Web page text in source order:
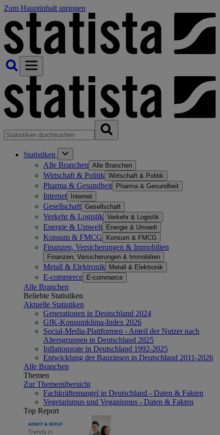
Zum Hauptinhalt springen
Statistiken
Alle Branchen Alle Branchen
Wirtschaft & Politik Wirtschaft & Politik
Pharma & Gesundheit Pharma & Gesundheit
Internet Internet
Gesellschaft Gesellschaft
Verkehr & Logistik Verkehr & Logistik
Energie & Umwelt Energie & Umwelt
Konsum & FMCG Konsum & FMCG
Finanzen, Versicherungen & Immobilien
Finanzen, Versicherungen & Immobilien
Metall & Elektronik Metall & Elektronik
E-commerce E-commerce
Alle Branchen
Beliebte Statistiken
Aktuelle Statistiken
Generationen in Deutschland 2024
GfK-Konsumklima-Index 2026
Social-Media-Plattformen - Anteil der Nutzer nach
Altersgruppen in Deutschland 2025
Inflationsrate in Deutschland 1992-2025
Entwicklung der Bauzinsen in Deutschland 2011-2026
Alle Branchen
Themen
Zur Themenübersicht
Fachkräftemangel in Deutschland - Daten & Fakten
Vegetarismus und Veganismus - Daten & Fakten
Top Report